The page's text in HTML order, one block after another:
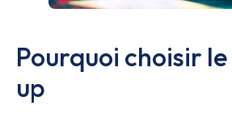
Pourquoi choisir
up